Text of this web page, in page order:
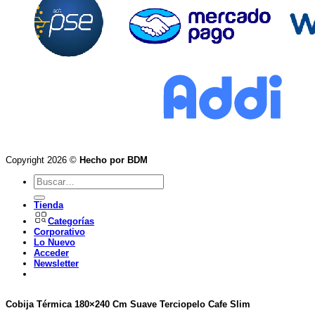
Copyright 2026 © Hecho por BDM
Buscar
por:
Tienda
Categorías
Corporativo
Lo Nuevo
Acceder
Newsletter
Cobija Térmica 180×240 Cm Suave Terciopelo Cafe Slim